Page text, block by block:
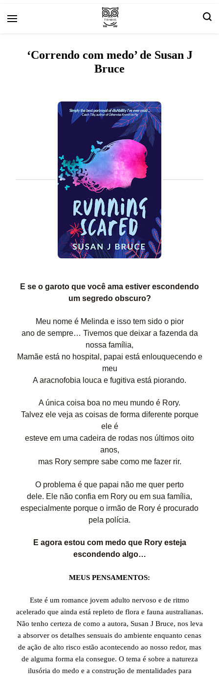
Tirinha.com
‘Correndo com medo’ de Susan J
Bruce
E se o garoto que você ama estiver escondendo
um segredo obscuro?
Meu nome é Melinda e isso tem sido o pior
ano de sempre… Tivemos que deixar a fazenda da
nossa família,
Mamãe está no hospital, papai está enlouquecendo e
meu
A aracnofobia louca e fugitiva está piorando.
A única coisa boa no meu mundo é Rory.
Talvez ele veja as coisas de forma diferente porque
ele é
esteve em uma cadeira de rodas nos últimos oito
anos,
mas Rory sempre sabe como me fazer rir.
O problema é que papai não me quer perto
dele. Ele não confia em Rory ou em sua família,
especialmente porque o irmão de Rory é procurado
pela polícia.
E agora estou com medo que Rory esteja
escondendo algo…
MEUS PENSAMENTOS:
Este é um romance jovem adulto nervoso e de ritmo
acelerado que ainda está repleto de flora e fauna australianas.
Não tenho certeza de como a autora, Susan J Bruce, nos leva
a absorver os detalhes sensuais do ambiente enquanto cenas
de ação de alto risco estão acontecendo ao nosso redor, mas
de alguma forma ela consegue. O tema é sobre a natureza
ilusória do medo e a construção de mentalidades para